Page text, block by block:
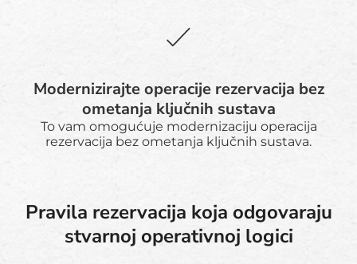
Modernizirajte operacije rezervacija bez
ometanja ključnih sustava
To vam omogućuje modernizaciju operacija
rezervacija bez ometanja ključnih sustava.
Pravila rezervacija koja odgovaraju
stvarnoj operativnoj logici